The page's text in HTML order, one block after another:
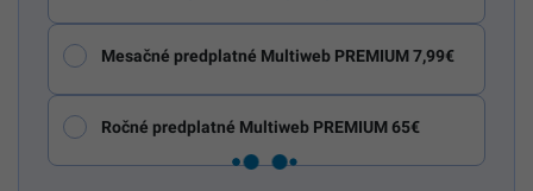
Mesačné predplatné Multiweb PREMIUM 7,99€
Ročné predplatné Multiweb PREMIUM 65€